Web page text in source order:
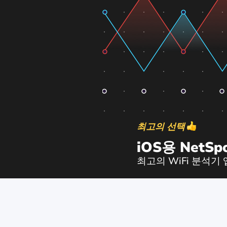
최고의 선택
iOS용
최고의 WiFi 분석기